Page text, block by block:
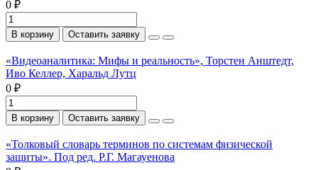
0 ₽
В корзину Оставить заявку
«Видеоаналитика: Мифы и реальность», Торстен Анштедт,
Иво Келлер, Харальд Лутц
0 ₽
В корзину Оставить заявку
«Толковый словарь терминов по системам физической
защиты». Под ред. Р.Г. Магауенова